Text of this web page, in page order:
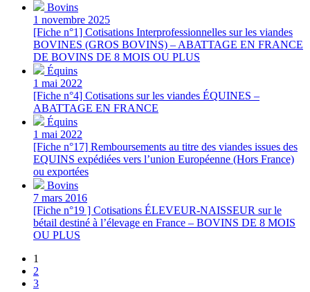
Bovins
1 novembre 2025
[Fiche n°1] Cotisations Interprofessionnelles sur les viandes
BOVINES (GROS BOVINS) – ABATTAGE EN FRANCE
DE BOVINS DE 8 MOIS OU PLUS
Équins
1 mai 2022
[Fiche n°4] Cotisations sur les viandes ÉQUINES –
ABATTAGE EN FRANCE
Équins
1 mai 2022
[Fiche n°17] Remboursements au titre des viandes issues des
EQUINS expédiées vers l’union Européenne (Hors France)
ou exportées
Bovins
7 mars 2016
[Fiche n°19 ] Cotisations ÉLEVEUR-NAISSEUR sur le
bétail destiné à l’élevage en France – BOVINS DE 8 MOIS
OU PLUS
1
2
3